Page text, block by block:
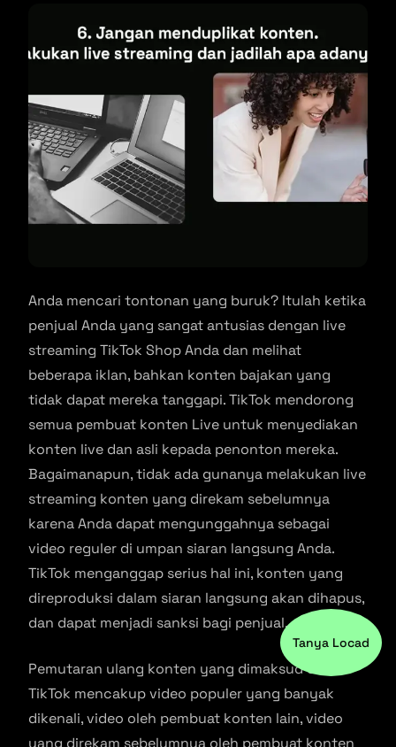
Anda mencari tontonan yang buruk? Itulah ketika
penjual Anda yang sangat antusias dengan live
streaming TikTok Shop Anda dan melihat
beberapa iklan, bahkan konten bajakan yang
tidak dapat mereka tanggapi. TikTok mendorong
semua pembuat konten Live untuk menyediakan
konten live dan asli kepada penonton mereka.
Bagaimanapun, tidak ada gunanya melakukan live
streaming konten yang direkam sebelumnya
karena Anda dapat mengunggahnya sebagai
video reguler di umpan siaran langsung Anda.
TikTok menganggap serius hal ini, konten yang
direproduksi dalam siaran langsung akan dihapus,
dan dapat menjadi sanksi bagi penjual.
Pemutaran ulang konten yang dimaksud oleh
TikTok mencakup video populer yang banyak
dikenali, video oleh pembuat konten lain, video
yang direkam sebelumnya oleh pembuat konten
Tanya Locad